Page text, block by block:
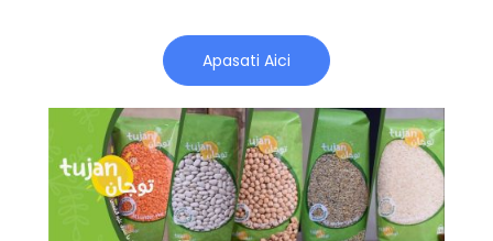
Apasati Aici